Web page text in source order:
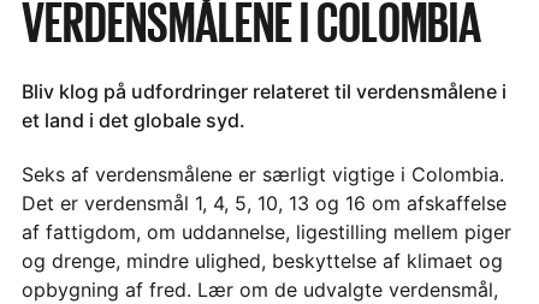
VERDENSMÅLENE I COLOMBIA
Bliv klog på udfordringer relateret til verdensmålene i
et land i det globale syd.
Seks af verdensmålene er særligt vigtige i Colombia.
Det er verdensmål 1, 4, 5, 10, 13 og 16 om afskaffelse
af fattigdom, om uddannelse, ligestilling mellem piger
og drenge, mindre ulighed, beskyttelse af klimaet og
opbygning af fred. Lær om de udvalgte verdensmål,